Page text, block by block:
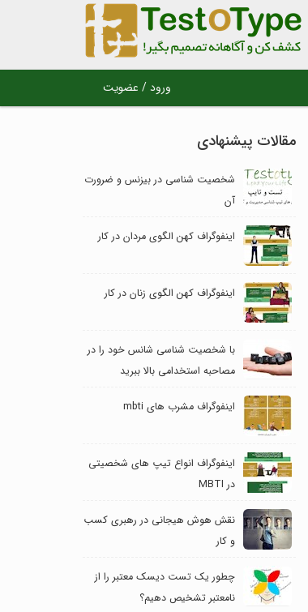
ورود / عضویت
مقالات پیشنهادی
شخصیت شناسی در بیزنس و ضرورت
آن
اینفوگراف کهن الگوی مردان در کار
اینفوگراف کهن الگوی زنان در کار
با شخصیت شناسی شانس خود را در
مصاحبه استخدامی بالا ببرید
اینفوگراف مشرب های mbti
اینفوگراف انواع تیپ های شخصیتی
در MBTI
نقش هوش هیجانی در رهبری کسب
و کار
چطور یک تست دیسک معتبر را از
نامعتبر تشخیص دهیم؟